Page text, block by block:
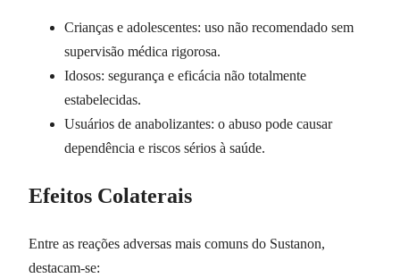
Crianças e adolescentes: uso não recomendado sem
supervisão médica rigorosa.
Idosos: segurança e eficácia não totalmente
estabelecidas.
Usuários de anabolizantes: o abuso pode causar
dependência e riscos sérios à saúde.
Efeitos Colaterais
Entre as reações adversas mais comuns do Sustanon,
destacam-se: